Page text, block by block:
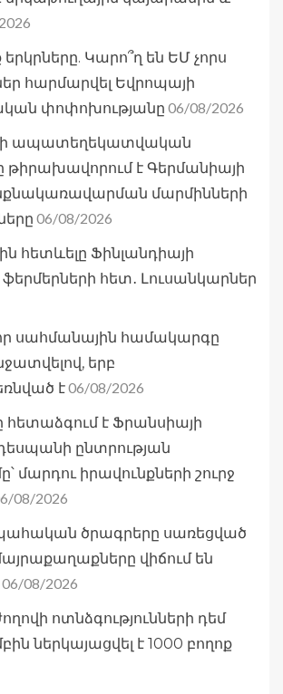
երկրները. Կարո՞ղ են ԵՄ չորս
հարմարվել Եվրոպայի
փոփոխությանը 06/08/2026
ապատեղեկատվական
է Գերմանիայի
մարմինների
06/08/2026
հետևելը Ֆինլանդիայի
հետ․ Լուսանկարներ
սահմանային համակարգը
երբ
է06/08/2026
է Ֆրանսիայի
ընտրության
մարդու իրավունքների շուրջ
08/2026
ծրագրերը սառեցված
վիճում են
06/08/2026
ոտնձգությունների դեմ
ներկայացվել է 1000 բողոք